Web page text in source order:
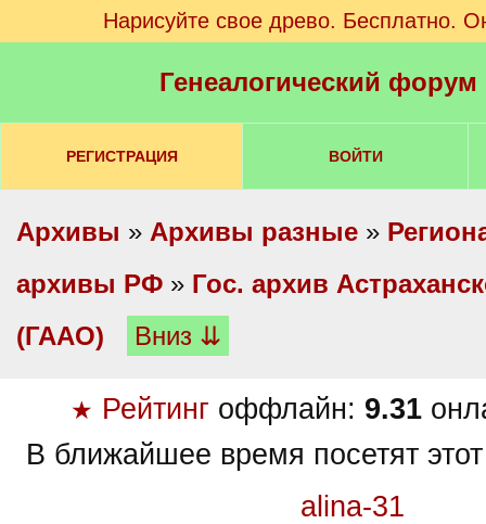
Нарисуйте свое древо. Бесплатно.
Генеалогический
РЕГИСТРАЦИЯ ВОЙТИ
Архивы » Архивы разные »
архивы РФ » Гос. архив
(ГААО)
Вниз ⇊
★ Рейтинг оффлайн: 9.31
В ближайшее время посетят
alina-31